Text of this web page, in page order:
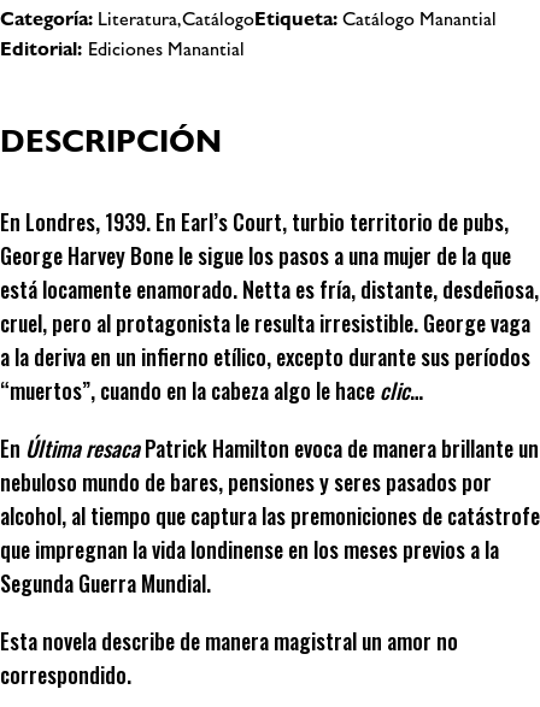
Categoría: Literatura,CatálogoEtiqueta:Catálogo Manantial
Editorial: Ediciones Manantial
DESCRIPCIÓN
En Londres, 1939. En Earl’s Court, turbio territorio de pubs,
George Harvey Bone le sigue los pasos a una mujer de la que
está locamente enamorado. Netta es fría, distante, desdeñosa,
cruel, pero al protagonista le resulta irresistible. George vaga
a la deriva en un infierno etílico, excepto durante sus períodos
“muertos”, cuando en la cabeza algo le haceclic…
En Última resacaPatrick Hamilton evoca de manera brillante un
nebuloso mundo de bares, pensiones y seres pasados por
alcohol, al tiempo que captura las premoniciones de catástrofe
que impregnan la vida londinense en los meses previos a la
Segunda Guerra Mundial.
Esta novela describe de manera magistral un amor no
correspondido.